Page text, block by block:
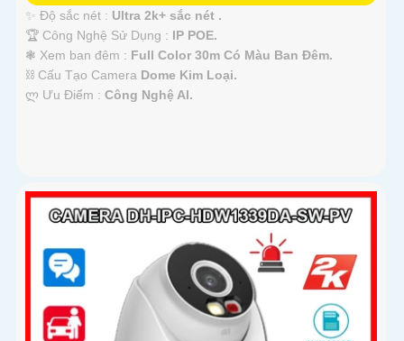
✨ Độ sắc nét : Ultra 2k+ sắc nét .
🏆 Công Nghệ Sử Dụng : IP POE.
❃ Xem ban đêm : Full Color 30m Có Màu Ban Đêm.
⛓ Cấu Tạo Camera Dome Kim Loại.
️ლ Ưu Điểm : Công Nghệ AI.